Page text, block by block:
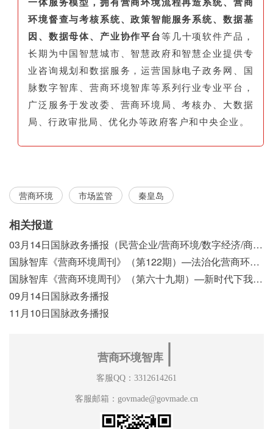
环境督查与考核系统、政策智能服务系统、数据基
因、数据母体、产业协作平台等几十项软件产品，
长期为中国智慧城市、智慧政府和智慧企业提供专
业咨询规划和数据服务，运营国脉电子政务网、国
脉数字智库、营商环境智库等系列行业专业平台，
广泛服务于发改委、营商环境局、考核办、大数据
局、行政审批局、优化办等政府客户和中央企业。
营商环境 市场监管 秦皇岛
相关报道
03月14日国脉政务播报（民营企业/营商环境/数字经济/商事制度改革）
国脉智库《营商环境周刊》（第122期）—法治化营商环境视域下我国行政执法公示制度浅析
国脉智库《营商环境周刊》（第六十九期）—新时代下我国营商环境标准体系构建初探
09月14日国脉政务播报
11月10日国脉政务播报
营商环境智库
客服QQ：3312614261
客服邮箱：govmade@govmade.cn